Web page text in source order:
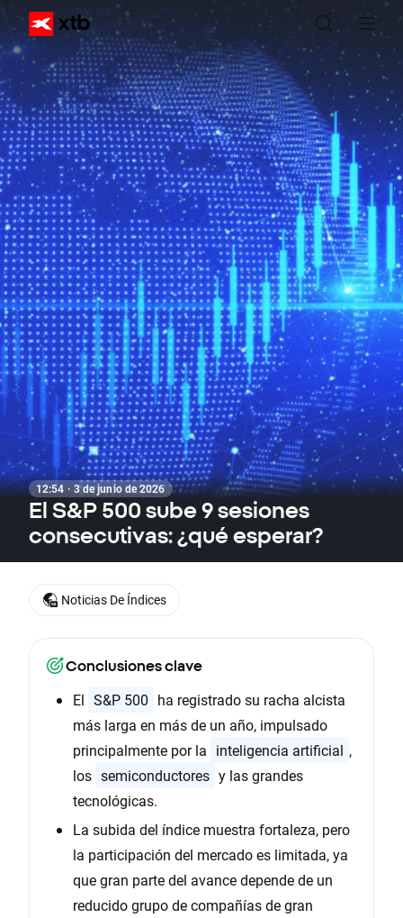
12:54 · 3 de junio de 2026
El S&P 500 sube 9 sesiones
consecutivas: ¿qué esperar?
Conclusiones clave
El S&P 500 ha registrado su racha alcista
más larga en más de un año, impulsado
principalmente por la inteligencia artificial ,
los semiconductores y las grandes
tecnológicas.
La subida del índice muestra fortaleza, pero
la participación del mercado es limitada, ya
que gran parte del avance depende de un
reducido grupo de compañías de gran
Noticias De Índices